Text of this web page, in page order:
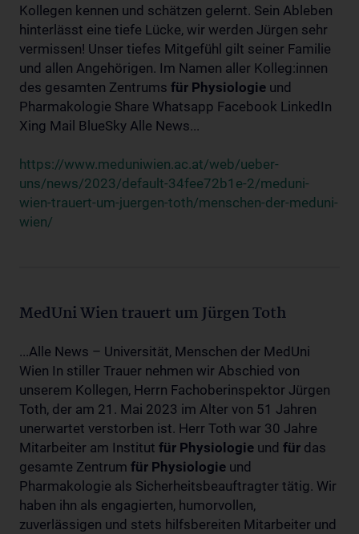
Kollegen kennen und schätzen gelernt. Sein Ableben
hinterlässt eine tiefe Lücke, wir werden Jürgen sehr
vermissen! Unser tiefes Mitgefühl gilt seiner Familie
und allen Angehörigen. Im Namen aller Kolleg:innen
des gesamten Zentrums für Physiologie und
Pharmakologie Share Whatsapp Facebook LinkedIn
Xing Mail BlueSky Alle News...
https://www.meduniwien.ac.at/web/ueber-
uns/news/2023/default-34fee72b1e-2/meduni-
wien-trauert-um-juergen-toth/menschen-der-meduni-
wien/
MedUni Wien trauert um Jürgen Toth
...Alle News – Universität, Menschen der MedUni
Wien In stiller Trauer nehmen wir Abschied von
unserem Kollegen, Herrn Fachoberinspektor Jürgen
Toth, der am 21. Mai 2023 im Alter von 51 Jahren
unerwartet verstorben ist. Herr Toth war 30 Jahre
Mitarbeiter am Institut für Physiologie und für das
gesamte Zentrum für Physiologie und
Pharmakologie als Sicherheitsbeauftragter tätig. Wir
haben ihn als engagierten, humorvollen,
zuverlässigen und stets hilfsbereiten Mitarbeiter und